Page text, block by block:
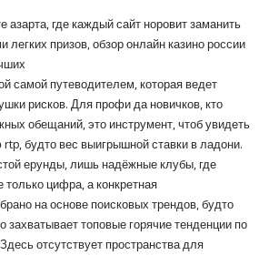
азарта, где каждый сайт норовит заманить
легких призов, обзор онлайн казино россии
самой путеводителем, которая ведет
рисков. Для профи да новичков, кто
обещаний, это инструмент, чтоб увидеть
будто вес выигрышной ставки в ладони.
ерунды, лишь надёжные клубы, где
только цифра, а конкретная
на основе поисковых трендов, будто
захватывает топовые горячие тенденции по
отсутствует пространства для